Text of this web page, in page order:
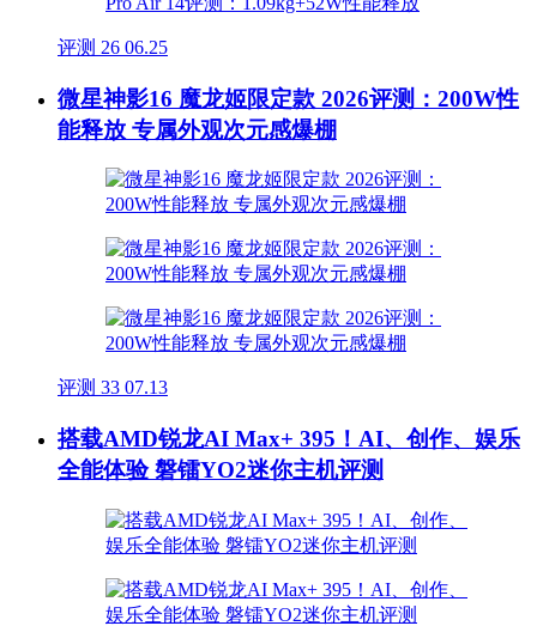
评测 26 06.25
微星神影16 魔龙姬限定款 2026评测：200W性
能释放 专属外观次元感爆棚
评测 33 07.13
搭载AMD锐龙AI Max+ 395！AI、创作、娱乐
全能体验 磐镭YO2迷你主机评测